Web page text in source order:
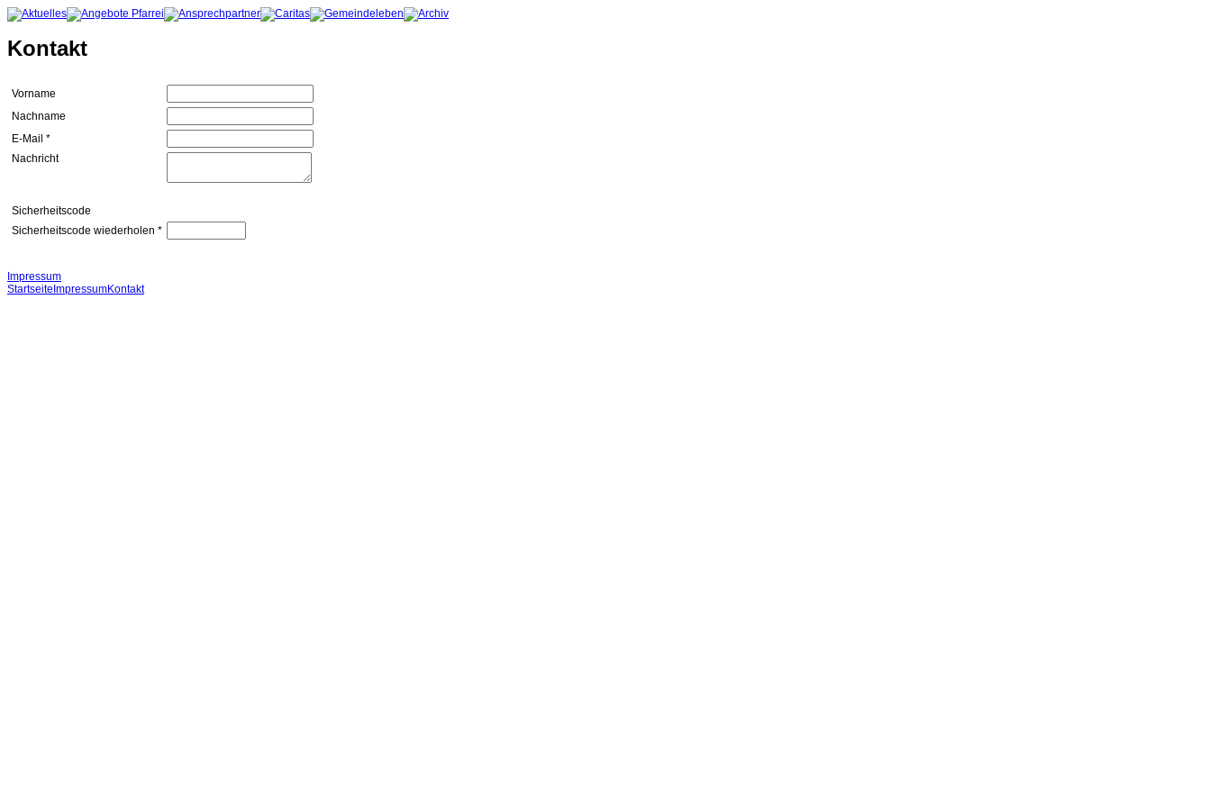
Kontakt
Vorname
Nachname
E-Mail *
Nachricht
Sicherheitscode
Sicherheitscode wiederholen *
Impressum
Startseite ImpressumKontakt